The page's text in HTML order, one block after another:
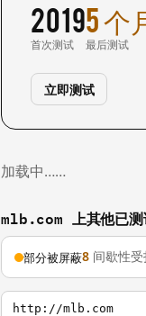
2019
首次测试
5 个
最后测试
立即测试
加载中……
mlb.com 上其他已测
部分被屏蔽8 间歇性
http://mlb.com